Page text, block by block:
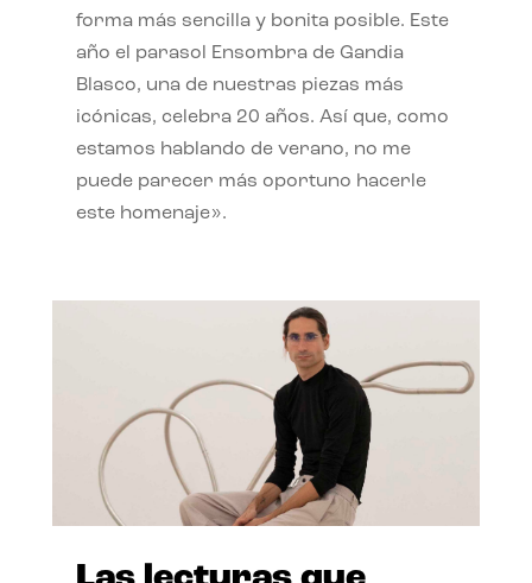
forma más sencilla y bonita posible. Este
año el parasol Ensombra de Gandia
Blasco, una de nuestras piezas más
icónicas, celebra 20 años. Así que, como
estamos hablando de verano, no me
puede parecer más oportuno hacerle
este homenaje».